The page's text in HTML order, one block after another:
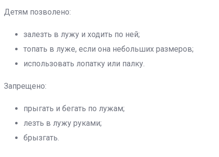
Детям позволено:
залезть в лужу и ходить по ней;
топать в луже, если она небольших размеров;
использовать лопатку или палку.
Запрещено:
прыгать и бегать по лужам;
лезть в лужу руками;
брызгать.